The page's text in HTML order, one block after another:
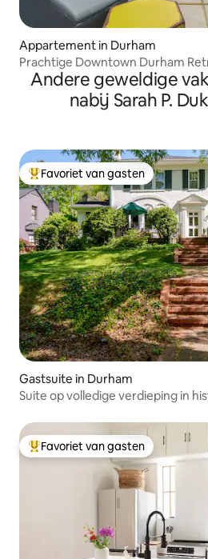
Appartement in Durham
Prachtige Downtown Durham
Andere geweldige
nabij Sarah P.
Topfavoriet van gasten
Favoriet van gasten
Gastsuite in Durham
Suite op volledige verdieping in
Topfavoriet van gasten
Favoriet van gasten